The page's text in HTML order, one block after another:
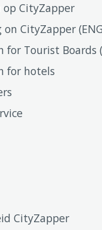
CityZapper
CityZapper
Tourist Boards
for hotels
CityZapper